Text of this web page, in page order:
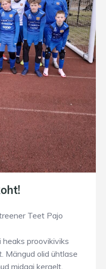
Teet Pajo
heaks proovikiviks
Mängud olid ühtlase
midagi kergelt.